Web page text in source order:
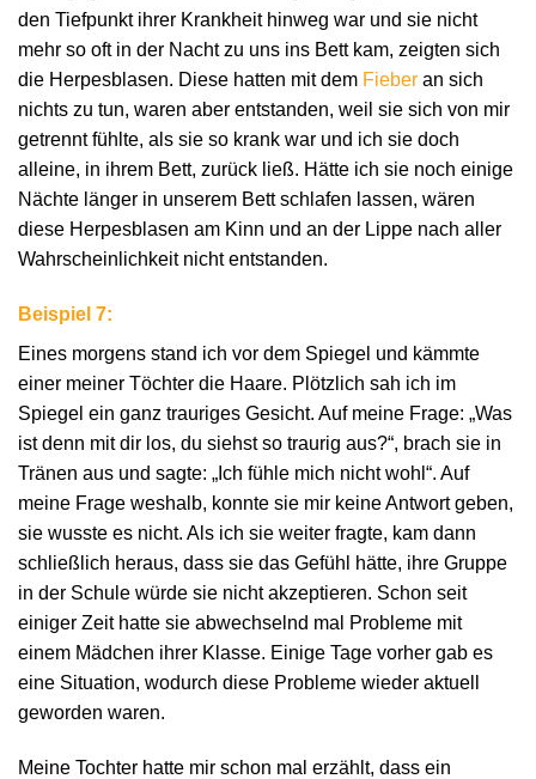
den Tiefpunkt ihrer Krankheit hinweg war und sie nicht
mehr so oft in der Nacht zu uns ins Bett kam, zeigten sich
die Herpesblasen. Diese hatten mit dem Fieber an sich
nichts zu tun, waren aber entstanden, weil sie sich von mir
getrennt fühlte, als sie so krank war und ich sie doch
alleine, in ihrem Bett, zurück ließ. Hätte ich sie noch einige
Nächte länger in unserem Bett schlafen lassen, wären
diese Herpesblasen am Kinn und an der Lippe nach aller
Wahrscheinlichkeit nicht entstanden.
Beispiel 7:
Eines morgens stand ich vor dem Spiegel und kämmte
einer meiner Töchter die Haare. Plötzlich sah ich im
Spiegel ein ganz trauriges Gesicht. Auf meine Frage: „Was
ist denn mit dir los, du siehst so traurig aus?“, brach sie in
Tränen aus und sagte: „Ich fühle mich nicht wohl“. Auf
meine Frage weshalb, konnte sie mir keine Antwort geben,
sie wusste es nicht. Als ich sie weiter fragte, kam dann
schließlich heraus, dass sie das Gefühl hätte, ihre Gruppe
in der Schule würde sie nicht akzeptieren. Schon seit
einiger Zeit hatte sie abwechselnd mal Probleme mit
einem Mädchen ihrer Klasse. Einige Tage vorher gab es
eine Situation, wodurch diese Probleme wieder aktuell
geworden waren.
Meine Tochter hatte mir schon mal erzählt, dass ein